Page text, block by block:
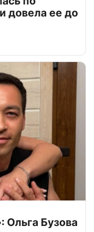
довела ее до
Ольга Бузова